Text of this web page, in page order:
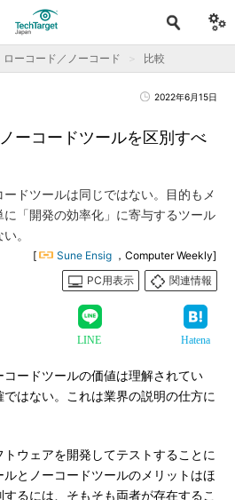
ローコード／ノーコード 比較
2022年6月15日
ーコードツールを区別すべ
ドツールは同じではない。目的もメ
に「開発の効率化」に寄与するツール
。
[ Sune Ensig ，Computer Weekly]
PC用表示
関連情報
LINE Hatena
ードツールの価値は理解されてい
はない。これは業界の説明の仕方に
ウェアを開発してテストすることに
とノーコードツールのメリットはほ
るには、そもそも両者が存在するこ